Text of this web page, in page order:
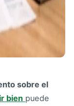
sobre el
bien puede